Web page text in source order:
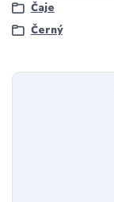
Čaje
Černý